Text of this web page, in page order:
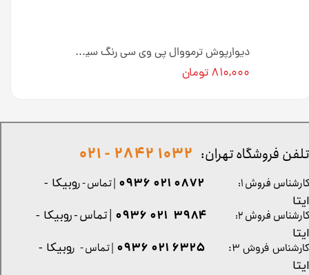
دیوارپوش ترمووال پی وی سی رنگ سیری 20 سانت کد AT1 [انبار تهران]
۸۱۰,۰۰۰ تومان
کارشناس فروش ۳: ۶۳۲۵ ۰۲۱ ۰۹۳۶ | تماس - روبیکا -
ایتا
تلفن فروشگاه تهران: 1032 2842 - 021
کارشناس فروش ۱: 0872 021 0936 | تماس - روبیکا -
ایتا
کارشناس فروش ۲:
۳۹۸۴ ۰۲۱ ۰۹۳۶ | تماس - روبیکا -
ایتا